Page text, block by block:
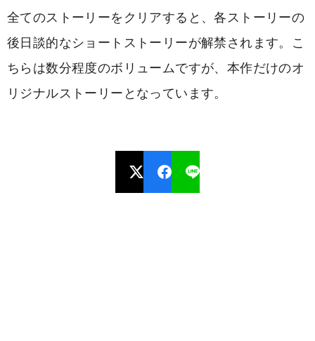
全てのストーリーをクリアすると、各ストーリーの
後日談的なショートストーリーが解禁されます。こ
ちらは数分程度のボリュームですが、本作だけのオ
リジナルストーリーとなっています。